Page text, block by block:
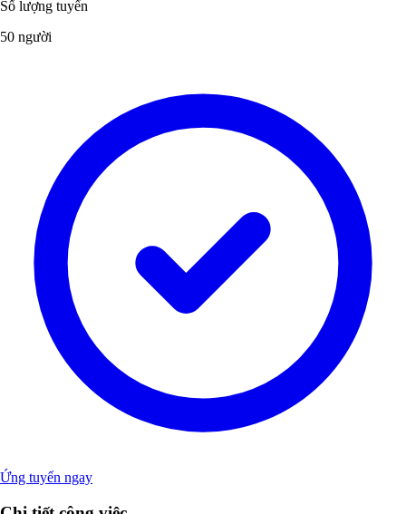
Số lượng tuyển
50 người
Ứng tuyển ngay